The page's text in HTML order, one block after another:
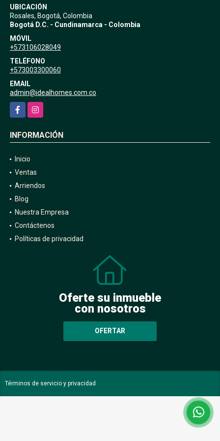
UBICACIÓN
Rosales, Bogotá, Colombia
Bogotá D.C. - Cundinamarca - Colombia
MÓVIL
+573106028049
TELÉFONO
+573003300060
EMAIL
admin@idealhomes.com.co
FacebookInstagram
INFORMACIÓN
Inicio
Ventas
Arriendos
Blog
Nuestra Empresa
Contáctenos
Políticas de privacidad
Oferte su inmueble
con nosotros
OFERTAR
Términos de servicio y privacidad